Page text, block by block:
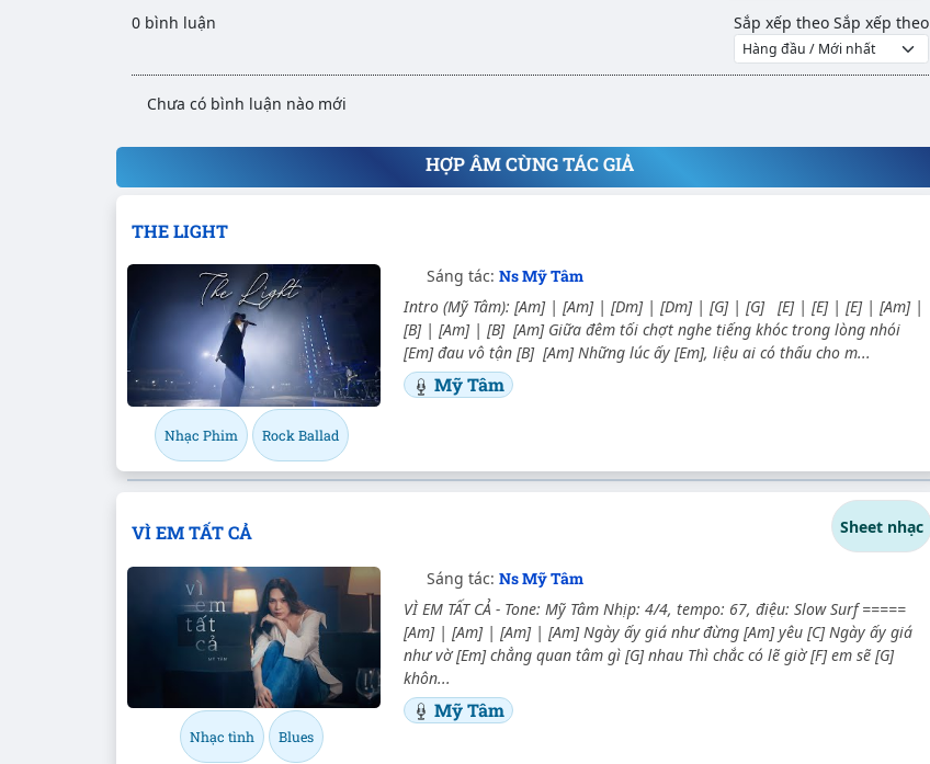
0 bình luận Sắp xếp theo Sắp xếp theo
Chưa có bình luận nào mới
HỢP ÂM CÙNG TÁC GIẢ
THE LIGHT
Nhạc Phim Rock Ballad
Sáng tác: Ns Mỹ Tâm
Intro (Mỹ Tâm): [Am] | [Am] | [Dm] | [Dm] | [G] | [G] [E] | [E] | [E] | [Am] |
[B] | [Am] | [B] [Am] Giữa đêm tối chợt nghe tiếng khóc trong lòng nhói
[Em] đau vô tận [B] [Am] Những lúc ấy [Em], liệu ai có thấu cho m...
Mỹ Tâm
VÌ EM TẤT CẢ Sheet nhạc
Nhạc tình Blues
Sáng tác: Ns Mỹ Tâm
VÌ EM TẤT CẢ - Tone: Mỹ Tâm Nhịp: 4/4, tempo: 67, điệu: Slow Surf =====
[Am] | [Am] | [Am] | [Am] Ngày ấy giá như đừng [Am] yêu [C] Ngày ấy giá
như vờ [Em] chẳng quan tâm gì [G] nhau Thì chắc có lẽ giờ [F] em sẽ [G]
khôn...
Mỹ Tâm